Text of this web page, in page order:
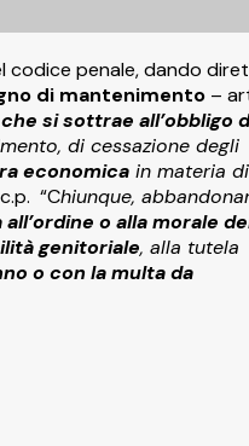
codice penale, dando
di mantenimento –
si sottrae all’obbligo
di cessazione degli
economica in materia di
“Chiunque,
o alla morale
genitoriale, alla tutela
o con la multa da